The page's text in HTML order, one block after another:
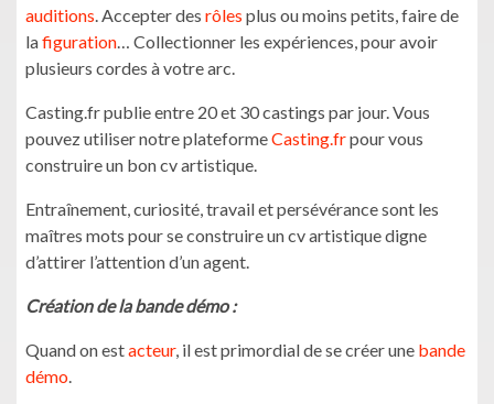
auditions. Accepter des rôles plus ou moins petits, faire de
lafiguration… Collectionner les expériences, pour avoir
plusieurs cordes à votre arc.
Casting.fr publie entre 20 et 30 castings par jour. Vous
pouvez utiliser notre plateformeCasting.frpour vous
construire un bon cv artistique.
Entraînement, curiosité, travail et persévérance sont les
maîtres mots pour se construire un cv artistique digne
d’attirer l’attention d’un agent.
Création de la bande démo :
Quand on estacteur, il est primordial de se créer une bande
démo.